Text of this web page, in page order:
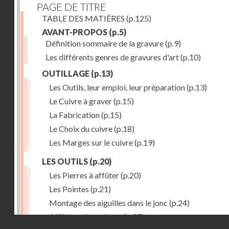
PAGE DE TITRE
TABLE DES MATIÈRES (p.125)
AVANT-PROPOS (p.5)
Définition sommaire de la gravure(p.9)
Les différents genres de gravures d'art(p.10)
OUTILLAGE (p.13)
Les Outils, leur emploi, leur préparation(p.13)
Le Cuivre à graver(p.15)
La Fabrication(p.15)
Le Choix du cuivre(p.18)
Les Marges sur le cuivre(p.19)
LES OUTILS (p.20)
Les Pierres à affûter(p.20)
Les Pointes (p.21)
Montage des aiguilles dans le jonc (p.24)
Affûtage des pointes(p.25)